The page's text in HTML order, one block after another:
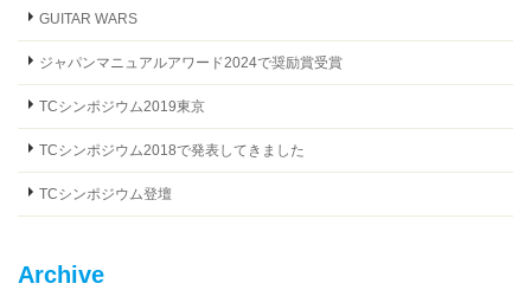
GUITAR WARS
ジャパンマニュアルアワード2024で奨励賞受賞
TCシンポジウム2019東京
TCシンポジウム2018で発表してきました
TCシンポジウム登壇
Archive